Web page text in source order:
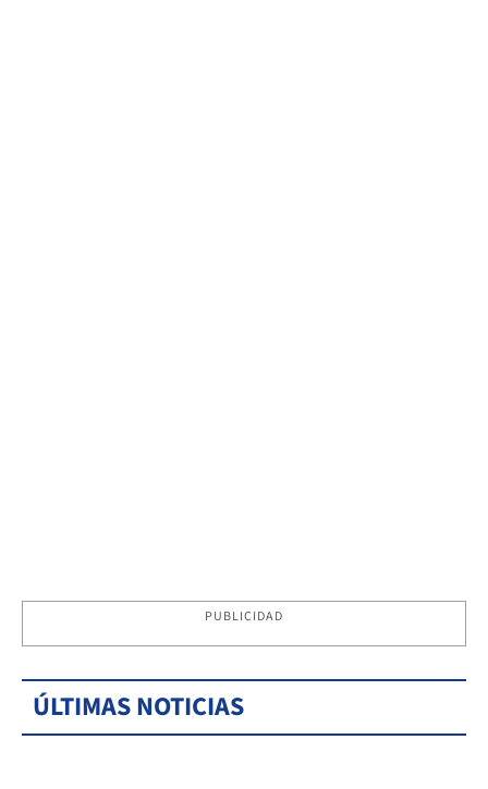
PUBLICIDAD
ÚLTIMAS NOTICIAS